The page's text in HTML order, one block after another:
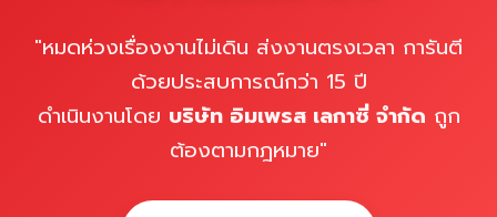
"หมดห่วงเรื่องงานไม่เดิน ส่งงานตรงเวลา การันตี
ด้วยประสบการณ์กว่า 15 ปี
ดำเนินงานโดย บริษัท อิมเพรส เลกาซี่ จำกัด ถูก
ต้องตามกฎหมาย"